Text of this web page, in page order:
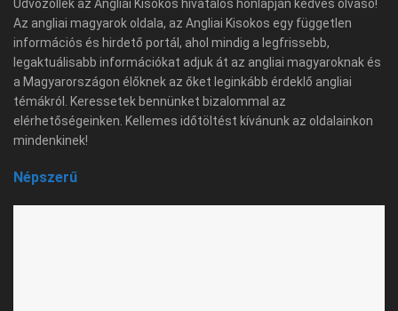
Üdvözöllek az Angliai Kisokos hivatalos honlapján kedves olvasó!
Az angliai magyarok oldala, az Angliai Kisokos egy független
információs és hirdető portál, ahol mindig a legfrissebb,
legaktuálisabb információkat adjuk át az angliai magyaroknak és
a Magyarországon élőknek az őket leginkább érdeklő angliai
témákról. Keressetek bennünket bizalommal az
elérhetőségeinken. Kellemes időtöltést kívánunk az oldalainkon
mindenkinek!
Népszerű